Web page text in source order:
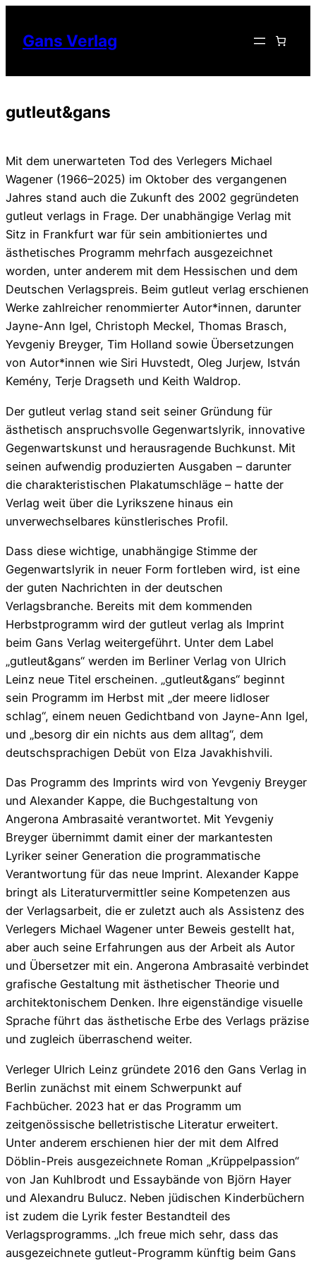
Inhalt
springen
Gans Verlag
gutleut&gans
Mit dem unerwarteten Tod des Verlegers Michael
Wagener (1966–2025) im Oktober des vergangenen
Jahres stand auch die Zukunft des 2002 gegründeten
gutleut verlags in Frage. Der unabhängige Verlag mit
Sitz in Frankfurt war für sein ambitioniertes und
ästhetisches Programm mehrfach ausgezeichnet
worden, unter anderem mit dem Hessischen und dem
Deutschen Verlagspreis. Beim gutleut verlag erschienen
Werke zahlreicher renommierter Autor*innen, darunter
Jayne-Ann Igel, Christoph Meckel, Thomas Brasch,
Yevgeniy Breyger, Tim Holland sowie Übersetzungen
von Autor*innen wie Siri Huvstedt, Oleg Jurjew, István
Kemény, Terje Dragseth und Keith Waldrop.
Der gutleut verlag stand seit seiner Gründung für
ästhetisch anspruchsvolle Gegenwartslyrik, innovative
Gegenwartskunst und herausragende Buchkunst. Mit
seinen aufwendig produzierten Ausgaben – darunter
die charakteristischen Plakatumschläge – hatte der
Verlag weit über die Lyrikszene hinaus ein
unverwechselbares künstlerisches Profil.
Dass diese wichtige, unabhängige Stimme der
Gegenwartslyrik in neuer Form fortleben wird, ist eine
der guten Nachrichten in der deutschen
Verlagsbranche. Bereits mit dem kommenden
Herbstprogramm wird der gutleut verlag als Imprint
beim Gans Verlag weitergeführt. Unter dem Label
„gutleut&gans“ werden im Berliner Verlag von Ulrich
Leinz neue Titel erscheinen. „gutleut&gans“ beginnt
sein Programm im Herbst mit „der meere lidloser
schlag“, einem neuen Gedichtband von Jayne-Ann Igel,
und „besorg dir ein nichts aus dem alltag“, dem
deutschsprachigen Debüt von Elza Javakhishvili.
Das Programm des Imprints wird von Yevgeniy Breyger
und Alexander Kappe, die Buchgestaltung von
Angerona Ambrasaitė verantwortet. Mit Yevgeniy
Breyger übernimmt damit einer der markantesten
Lyriker seiner Generation die programmatische
Verantwortung für das neue Imprint. Alexander Kappe
bringt als Literaturvermittler seine Kompetenzen aus
der Verlagsarbeit, die er zuletzt auch als Assistenz des
Verlegers Michael Wagener unter Beweis gestellt hat,
aber auch seine Erfahrungen aus der Arbeit als Autor
und Übersetzer mit ein. Angerona Ambrasaitė verbindet
grafische Gestaltung mit ästhetischer Theorie und
architektonischem Denken. Ihre eigenständige visuelle
Sprache führt das ästhetische Erbe des Verlags präzise
und zugleich überraschend weiter.
Verleger Ulrich Leinz gründete 2016 den Gans Verlag in
Berlin zunächst mit einem Schwerpunkt auf
Fachbücher. 2023 hat er das Programm um
zeitgenössische belletristische Literatur erweitert.
Unter anderem erschienen hier der mit dem Alfred
Döblin-Preis ausgezeichnete Roman „Krüppelpassion“
von Jan Kuhlbrodt und Essaybände von Björn Hayer
und Alexandru Bulucz. Neben jüdischen Kinderbüchern
ist zudem die Lyrik fester Bestandteil des
Verlagsprogramms. „Ich freue mich sehr, dass das
ausgezeichnete gutleut-Programm künftig beim Gans